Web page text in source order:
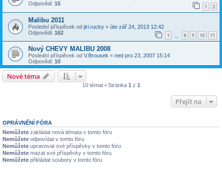
Odpovědi: 15 1 2
Malibu 2011
Poslední příspěvek od jiri.rucky « úte zář 24, 2013 12:42
Odpovědi: 162 1 8 9 10 11
Nový CHEVY MALIBU 2008
Poslední příspěvek od V.Brousek « ned pro 23, 2007 15:14
Odpovědi: 10
Nové téma
10 témat • Stránka 1z 1
Přejít na
OPRÁVNĚNÍ FÓRA
Nemůžete zakládat nová témata v tomto fóru
Nemůžete odpovídat v tomto fóru
Nemůžete upravovat své příspěvky v tomto fóru
Nemůžete mazat své příspěvky v tomto fóru
Nemůžete přikládat soubory v tomto fóru